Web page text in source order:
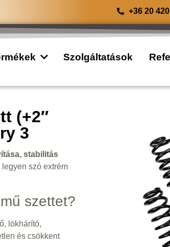
+36 20
Szolgáltatások
(+2″
3
stabilitás
legyen szó extrém
szettet?
lökhárító,
és csökkent